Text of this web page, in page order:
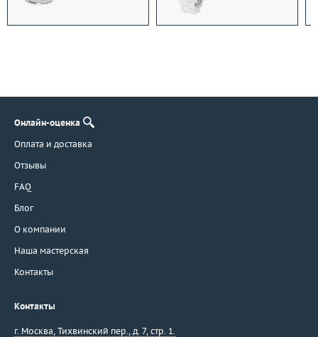
Онлайн-оценка
Оплата и доставка
Отзывы
FAQ
Блог
О компании
Наша мастерская
Контакты
Контакты
г. Москва Тихвинский пер., д. 7, стр. 1.